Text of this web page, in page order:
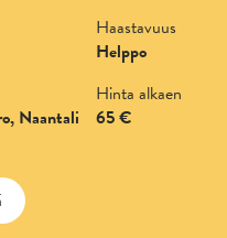
Haastavuus
Helppo
Naantali
Hinta alkaen
65 €